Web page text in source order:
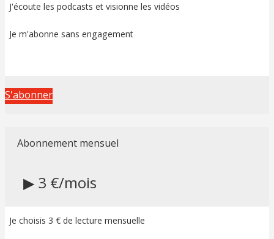
J'écoute les podcasts et visionne les vidéos
Je m'abonne sans engagement
S'abonner
Abonnement mensuel
▶ 3 €/mois
Je choisis 3 € de lecture mensuelle